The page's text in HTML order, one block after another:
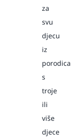
za
svu
djecu
iz
porodica
s
troje
ili
više
djece